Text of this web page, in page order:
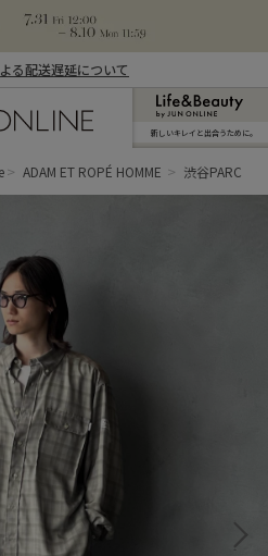
る配送遅延について
新しいキレイと出合うために。
ADAM ET ROPÉ HOMME 渋谷PARCO